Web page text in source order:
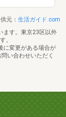
元： 生活ガイド.com
ます。東京23区以外
。
に変更がある場合が
い合わせいただく